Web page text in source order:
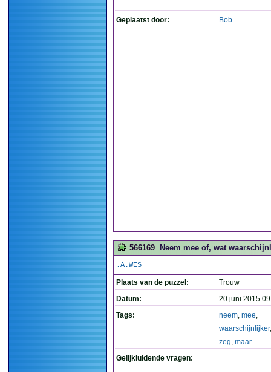
Geplaatst door: Bob
566169 Neem mee of, wat
.A.WES
Plaats van de puzzel:
Trouw
Datum:
20 juni 2015
Tags:
neem, mee,
waarschijnlijker
zeg, maar
Gelijkluidende vragen: